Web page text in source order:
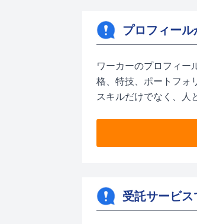
プロフィー
ワーカーのプロフィー
格、特技、ポートフォ
スキルだけでなく、人
受託サービス